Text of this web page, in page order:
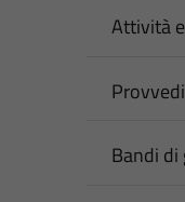
Attività
Bandi